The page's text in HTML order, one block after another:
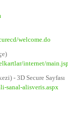
welcome.do
internet/main.jsp
- 3D Secure Sayfası
sanal-alisveris.aspx